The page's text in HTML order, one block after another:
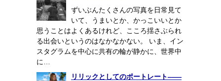
ずいぶんたくさんの写真を日常見て
いて、うまいとか、かっこいいとか
思うことはよくあるけれど、こころ揺さぶられ
る出会いというのはなかなかない。 いま、イン
スタグラムを中心に共有の輪が静かに、世界中
に…
リリックとしてのポートレート——